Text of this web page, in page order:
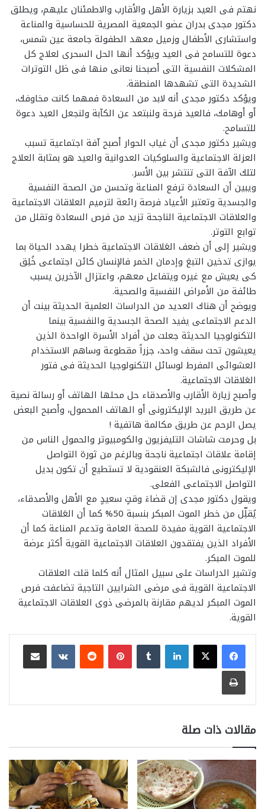
نهتم فى العيد بزيارة الأهل والأقارب والاطمئنان عليهم، ويطلق
دكتور مجدى بدران عضو الجمعية المصرية للحساسية والمناعة
واستشارى الأطفال وزميل معهد الطفولة جامعة عين شمس،
دعوة للتسامح فى العيد ويؤكد أنها الحل السحرى لعلاج كل
المشكلات النفسية التى أصبحنا نعانى منها فى ظل التوترات
الشديدة التى تشهدها المنطقة.
ويؤكد دكتور مجدى أنه لابد من السعادة فمهما كانت مخاوفك،
أو أوهامك، فالعيد فرحة ولنبتعد عن الكآبة ولنجعل العيد دعوة
للتسامح.
ويشير دكتور مجدى أن غياب الحوار أصبح آفة اجتماعية تسبب
العزلة الاجتماعية والسلوكيات العدوانية والعيد هو بمثابة العلاج
لتلك الآفة التى تنتشر بين الأسر.
ويبين أن السعادة ترفع المناعة وتحسن من الصحة النفسية
والجسدية وتعتبر الأعياد فرصة رائعة لترميم العلاقات الاجتماعية
والعلاقات الاجتماعية الناجحة تزيد من فرص السعادة وتقلل من
توابع التوتر.
ويشير إلى أن ضعف العَلاقات الاجتماعية خطرا يهدد الحياة بما
يوازى تدخين التبغ وإدمان الخمر فالإنسان كائن اجتماعى خُلِق
كى يعيش مع غيره ويتفاعل معهم، واعتزال الآخرين يسبب
طائفة من الأمراض النفسية والصحية.
ويوضح أن هناك العديد من الدراسات العلمية الحديثة بينت أن
الدعم الاجتماعى يفيد الصحة الجسدية والنفسية بينما
التكنولوجيا الحديثة جعلت من أفراد الأسرة الواحدة الذين
يعيشون تحت سقف واحد، جزراً مقطوعة وساهم الاستخدام
العشوائى المفرط لوسائل التكنولوجيا الحديثة فى فتور
العَلاقات الاجتماعية.
وأصبح زيارة الأقارب والأصدقاء حل محلها الهاتف أو رسالة نصية
عن طريق البريد الإليكترونى أو الهاتف المحمول، وأصبح البعض
يصل الرحم عن طريق مكالمة هاتفية !
بل وحرمت شاشات التليفزيون والكومبيوتر والحمول الناس من
إقامة علاقات اجتماعية ناجحة وبالرغم من ثورة التواصل
الإليكترونى فالشبكة العنقودية لا تستطيع أن تكون بديل
التواصل الاجتماعى الفعلى.
ويقول دكتور مجدى إن قضاءَ وقتٍ سعيدٍ مع الأهل والأصدقاء،
يُقلِّل من خطر الموت المبكر بنسبة 50% كما أن العَلاقات
الاجتماعية القوية مفيدة للصحة العامة وتدعم المناعة كما أن
الأفراد الذين يفتقدون العلاقات الاجتماعية القوية أكثر عرضة
للموت المبكر.
وتشير الدراسات على سبيل المثال أنه كلما قلت العلاقات
الاجتماعية القوية فى مرضى الشرايين التاجية تضاعفت فرص
الموت المبكر لديهم مقارنة بالمرضى ذوى العلاقات الاجتماعية
القوية.
لينكدإن بينتيريست
مشاركة عبر البريد
طباعة
مقالات ذات صلة